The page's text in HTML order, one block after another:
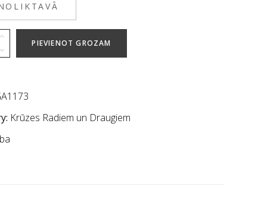
PIEVIENOT GROZAM
Krūzes Radiem un Draugiem